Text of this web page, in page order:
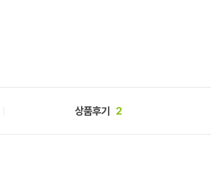
상품후기 2